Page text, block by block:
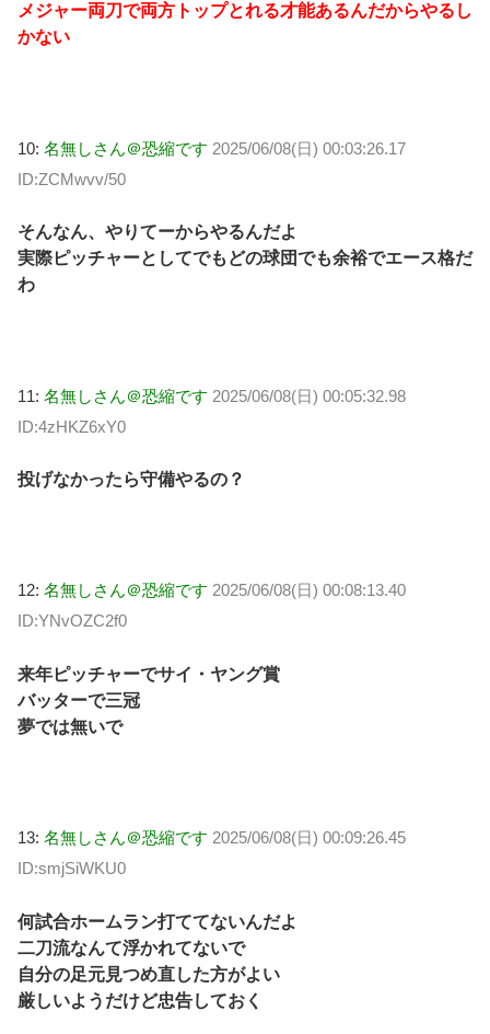
メジャー両刀で両方トップとれる才能あるんだからやるし
かない
10: 名無しさん＠恐縮です 2025/06/08(日) 00:03:26.17
ID:ZCMwvv/50
そんなん、やりてーからやるんだよ
実際ピッチャーとしてでもどの球団でも余裕でエース格だ
わ
11: 名無しさん＠恐縮です 2025/06/08(日) 00:05:32.98
ID:4zHKZ6xY0
投げなかったら守備やるの？
12: 名無しさん＠恐縮です 2025/06/08(日) 00:08:13.40
ID:YNvOZC2f0
来年ピッチャーでサイ・ヤング賞
バッターで三冠
夢では無いで
13: 名無しさん＠恐縮です 2025/06/08(日) 00:09:26.45
ID:smjSiWKU0
何試合ホームラン打ててないんだよ
二刀流なんて浮かれてないで
自分の足元見つめ直した方がよい
厳しいようだけど忠告しておく